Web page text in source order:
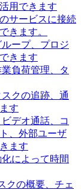
用できます
サービスに接続
きます。
ープ、プロジ
きます
負荷管理、タ
クの追跡、通
す
デオ通話、コ
、外部ユーザ
ます
によって時間
クの概要、チェ